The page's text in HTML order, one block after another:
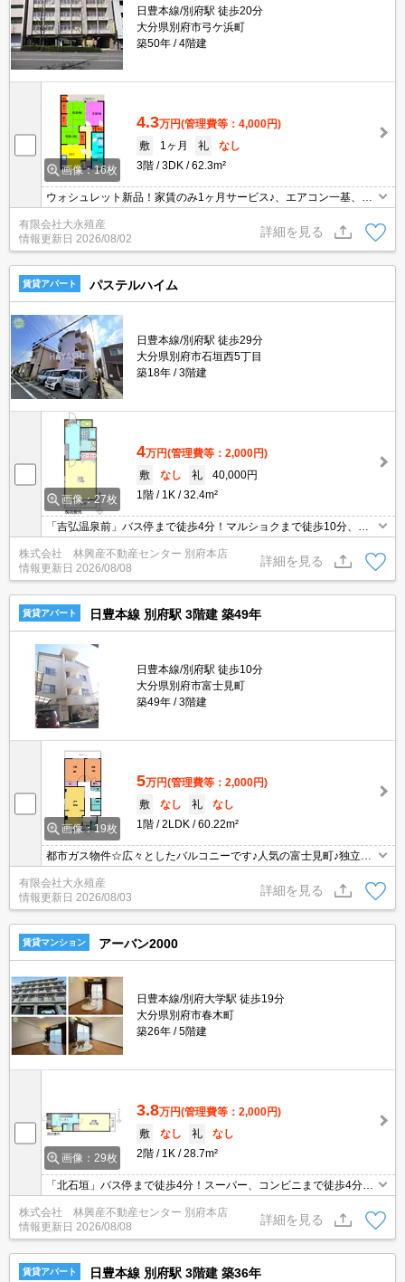
日豊本線/別府駅 徒歩20分
大分県別府市弓ケ浜町
築50年
4階建
画像：16枚
4.3万円(管理費等：4,000円)
敷
1ヶ月 礼
なし
3階
3DK 62.3m²
ウォシュレット新品！家賃のみ1ヶ月サービス♪、エアコン一基、シ
ャンプードレッサー、TVモニターフォン付♪
有限会社大永殖産
情報更新日 2026/08/02
詳細を見る
賃貸アパート パステルハイム
日豊本線/別府駅 徒歩29分
大分県別府市石垣西5丁目
築18年
3階建
画像：27枚
4万円(管理費等：2,000円)
敷
なし 礼
40,000円
1階
1K 32.4m²
「吉弘温泉前」バス停まで徒歩4分！マルショクまで徒歩10分、ロ
ーソンまで徒歩2分！1フロア2世帯の全室角部屋、南向き！インタ
ーネット使用料無料（WiFiルーターあり）！広々10帖1Kです！
株式会社 林興産不動産センター 別府本店
情報更新日 2026/08/08
詳細を見る
賃貸アパート 日豊本線 別府駅 3階建 築49年
日豊本線/別府駅 徒歩10分
大分県別府市富士見町
築49年
3階建
画像：19枚
5万円(管理費等：2,000円)
敷
なし 礼
なし
1階
2LDK 60.22m²
都市ガス物件☆広々としたバルコニーです♪人気の富士見町♪独立洗
面台です！
有限会社大永殖産
情報更新日 2026/08/03
詳細を見る
賃貸マンション アーバン2000
日豊本線/別府大学駅 徒歩19分
大分県別府市春木町
築26年
5階建
画像：29枚
3.8万円(管理費等：2,000円)
敷
なし 礼
なし
2階
1K 28.7m²
「北石垣」バス停まで徒歩4分！スーパー、コンビニまで徒歩4分と
生活便も良好！広々10帖の1K！ネット無料！IHコンロ、エアコンあ
り！今ならフリーレントキャンペンーン中、新生活にいかがでしょ
うか？
株式会社 林興産不動産センター 別府本店
情報更新日 2026/08/08
詳細を見る
賃貸アパート 日豊本線 別府駅 3階建 築36年